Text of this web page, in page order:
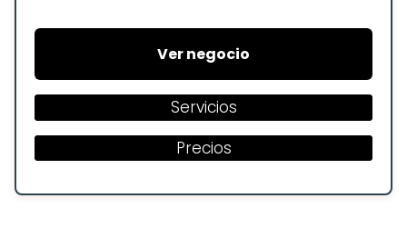
Ver negocio
Servicios
Precios